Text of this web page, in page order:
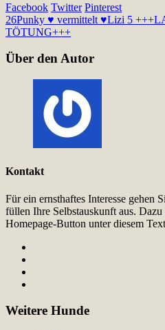
Facebook Twitter Pinterest
26Punky ♥ vermittelt ♥Lizi 5
TÖTUNG+++
Über den Autor
Kontakt
Für ein ernsthaftes Interesse gehen
füllen Ihre Selbstauskunft aus.
Homepage-Button unter diesem
Weitere Hunde